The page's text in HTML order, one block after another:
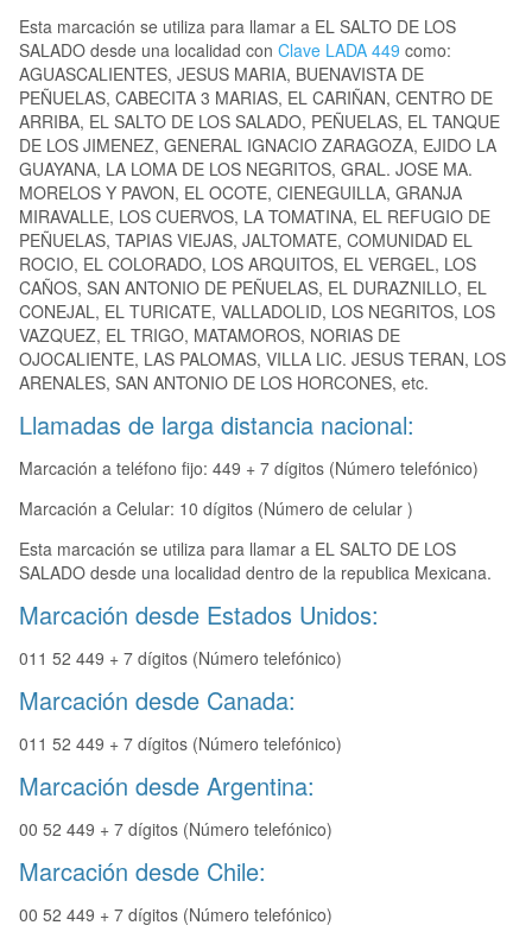
Esta marcación se utiliza para llamar a EL SALTO DE LOS
SALADO desde una localidad con Clave LADA 449 como:
AGUASCALIENTES, JESUS MARIA, BUENAVISTA DE
PEÑUELAS, CABECITA 3 MARIAS, EL CARIÑAN, CENTRO DE
ARRIBA, EL SALTO DE LOS SALADO, PEÑUELAS, EL TANQUE
DE LOS JIMENEZ, GENERAL IGNACIO ZARAGOZA, EJIDO LA
GUAYANA, LA LOMA DE LOS NEGRITOS, GRAL. JOSE MA.
MORELOS Y PAVON, EL OCOTE, CIENEGUILLA, GRANJA
MIRAVALLE, LOS CUERVOS, LA TOMATINA, EL REFUGIO DE
PEÑUELAS, TAPIAS VIEJAS, JALTOMATE, COMUNIDAD EL
ROCIO, EL COLORADO, LOS ARQUITOS, EL VERGEL, LOS
CAÑOS, SAN ANTONIO DE PEÑUELAS, EL DURAZNILLO, EL
CONEJAL, EL TURICATE, VALLADOLID, LOS NEGRITOS, LOS
VAZQUEZ, EL TRIGO, MATAMOROS, NORIAS DE
OJOCALIENTE, LAS PALOMAS, VILLA LIC. JESUS TERAN, LOS
ARENALES, SAN ANTONIO DE LOS HORCONES, etc.
Llamadas de larga distancia nacional:
Marcación a teléfono fijo: 449 + 7 dígitos (Número telefónico)
Marcación a Celular: 10 dígitos (Número de celular )
Esta marcación se utiliza para llamar a EL SALTO DE LOS
SALADO desde una localidad dentro de la republica Mexicana.
Marcación desde Estados Unidos:
011 52 449 + 7 dígitos (Número telefónico)
Marcación desde Canada:
011 52 449 + 7 dígitos (Número telefónico)
Marcación desde Argentina:
00 52 449 + 7 dígitos (Número telefónico)
Marcación desde Chile:
00 52 449 + 7 dígitos (Número telefónico)